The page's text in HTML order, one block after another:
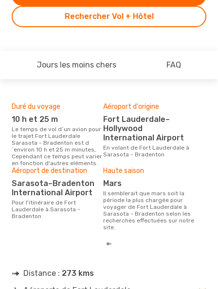
Rechercher Vol + Hôtel
Jours les moins chers FAQ
Duré du voyage
10 h et 25 m
Le temps de vol d´un avion pour
le trajet Fort Lauderdale
Sarasota - Bradenton est d
´environ 10 h et 25 m minutes,
Cependant ce temps peut varier
en fonction d'autres eléments.
Aéroport d'origine
Fort Lauderdale–
Hollywood
International Airport
En volant de Fort Lauderdale à
Sarasota - Bradenton
Aéroport de destination
Sarasota–Bradenton
International Airport
Pour l'itinéraire de Fort
Lauderdale à Sarasota -
Bradenton
Haute saison
mars
Il semblerait que mars soit la
période la plus chargée pour
voyager de Fort Lauderdale à
Sarasota - Bradenton selon les
recherches effectuées sur notre
site.
Distance : 273 kms